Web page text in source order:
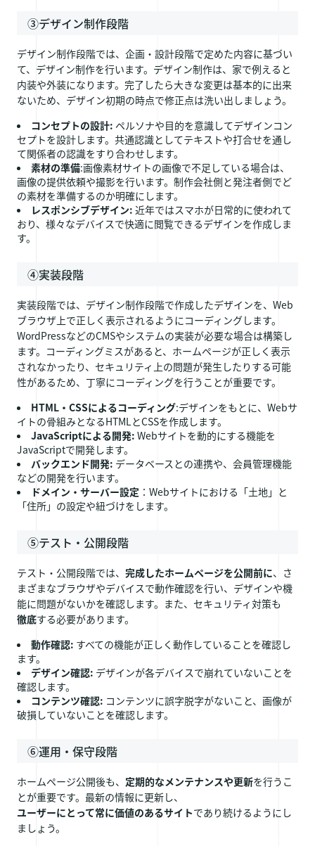
③デザイン制作段階
デザイン制作段階では、企画・設計段階で定めた内容に基づい
て、デザイン制作を行います。デザイン制作は、家で例えると
内装や外装になります。完了したら大きな変更は基本的に出来
ないため、デザイン初期の時点で修正点は洗い出しましょう。
コンセプトの設計: ペルソナや目的を意識してデザインコン
セプトを設計します。共通認識としてテキストや打合せを通し
て関係者の認識をすり合わせします。
素材の準備:画像素材サイトの画像で不足している場合は、
画像の提供依頼や撮影を行います。制作会社側と発注者側でど
の素材を準備するのか明確にします。
レスポンシブデザイン: 近年ではスマホが日常的に使われて
おり、様々なデバイスで快適に閲覧できるデザインを作成しま
す。
④実装段階
実装段階では、デザイン制作段階で作成したデザインを、Web
ブラウザ上で正しく表示されるようにコーディングします。
WordPressなどのCMSやシステムの実装が必要な場合は構築し
ます。コーディングミスがあると、ホームページが正しく表示
されなかったり、セキュリティ上の問題が発生したりする可能
性があるため、丁寧にコーディングを行うことが重要です。
HTML・CSSによるコーディング:デザインをもとに、Webサ
イトの骨組みとなるHTMLとCSSを作成します。
JavaScriptによる開発: Webサイトを動的にする機能を
JavaScriptで開発します。
バックエンド開発: データベースとの連携や、会員管理機能
などの開発を行います。
ドメイン・サーバー設定 ：Webサイトにおける「土地」と
「住所」の設定や紐づけをします。
⑤テスト・公開段階
テスト・公開段階では、 完成したホームページを公開前に、さ
まざまなブラウザやデバイスで動作確認を行い、デザインや機
能に問題がないかを確認します。また、セキュリティ対策も
徹底する必要があります。
動作確認: すべての機能が正しく動作していることを確認し
ます。
デザイン確認: デザインが各デバイスで崩れていないことを
確認します。
コンテンツ確認: コンテンツに誤字脱字がないこと、画像が
破損していないことを確認します。
⑥運用・保守段階
ホームページ公開後も、 定期的なメンテナンスや更新を行うこ
とが重要です。最新の情報に更新し、
ユーザーにとって常に価値のあるサイトであり続けるようにし
ましょう。